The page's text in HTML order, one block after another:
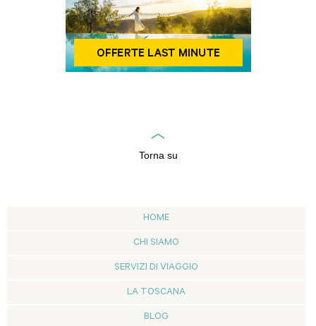
Torna su
HOME
CHI SIAMO
SERVIZI DI VIAGGIO
LA TOSCANA
BLOG